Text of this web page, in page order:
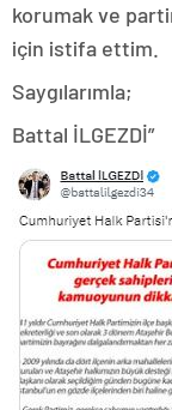
korumak ve
için istifa ettim.
Saygılarımla;
Battal İLGEZDİ”